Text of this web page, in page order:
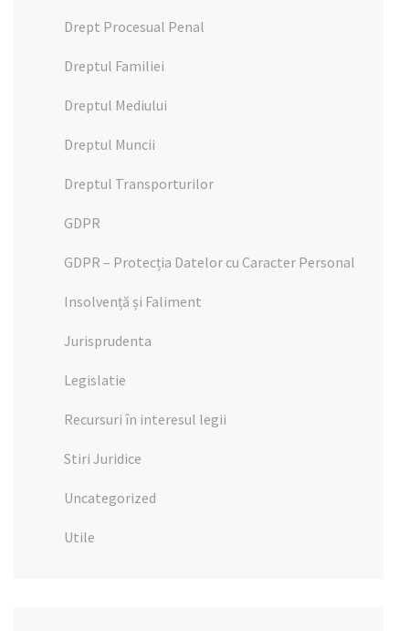
Drept Procesual Penal
Dreptul Familiei
Dreptul Mediului
Dreptul Muncii
Dreptul Transporturilor
GDPR
GDPR – Protecția Datelor cu Caracter Personal
Insolvență și Faliment
Jurisprudenta
Legislatie
Recursuri în interesul legii
Stiri Juridice
Uncategorized
Utile